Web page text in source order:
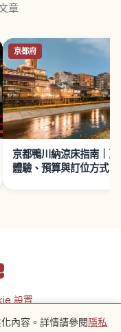
章
京都府
京都鴨川納涼床指南｜
體驗、預算與訂位方式
附近景點
設置
內容。詳情請參閱隱私